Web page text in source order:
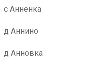
с Анненка
д Аннино
д Анновка